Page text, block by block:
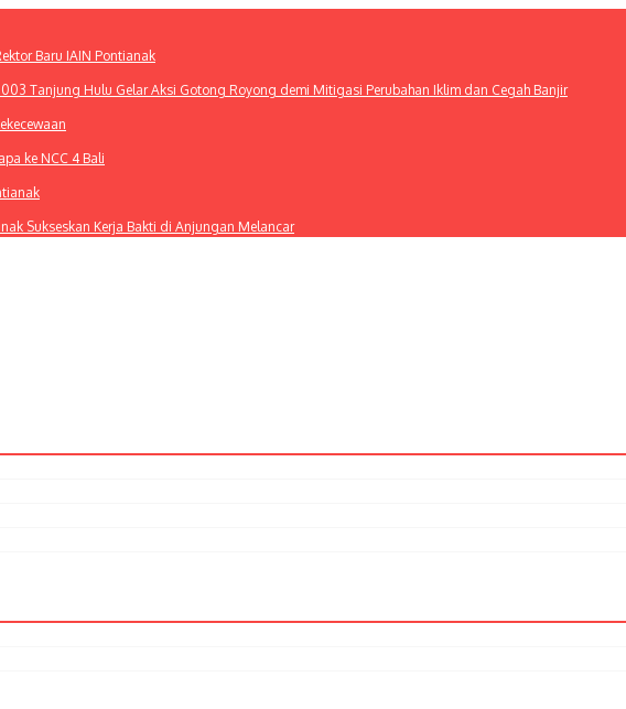
Baru IAIN Pontianak
Tanjung Hulu Gelar Aksi Gotong Royong demi Mitigasi Perubahan Iklim dan Cegah Banjir
ke NCC 4 Bali
Sukseskan Kerja Bakti di Anjungan Melancar